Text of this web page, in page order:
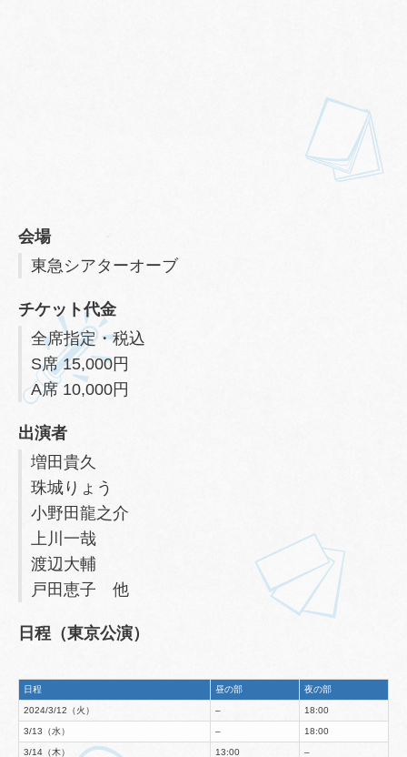
会場
東急シアターオーブ
チケット代金
全席指定・税込
S席 15,000円
A席 10,000円
出演者
増田貴久
珠城りょう
小野田龍之介
上川一哉
渡辺大輔
戸田恵子 他
日程（東京公演）
日程 昼の部 夜の部
2024/3/12（火） – 18:00
3/13（水） – 18:00
3/14（木） 13:00 –